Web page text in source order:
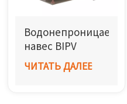
한국어
بالعربية
Водонепроницаемый
навес BIPV
(алюминий)
ЧИТАТЬ ДАЛЕЕ